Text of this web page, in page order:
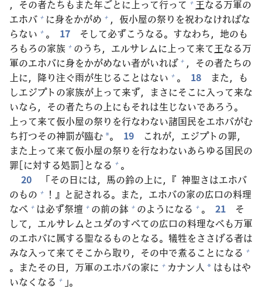
，その者たちもまた年ごとに 上って行って + 王なる万軍の
エホバ + に身をかがめ + ， 仮小屋の祭りを祝わなければな
らない + 。 17 そして必ずこうなる。すなわち， 地のも
ろもろの家族 + のうち，エルサレムに 上って来て王なる万
軍のエホバに身をかがめない者がいれば + ，その者たちの
上に， 降り注ぐ雨が生じることはない + 。 18
また，も
しエジプトの家族が 上って来ず，まさにそこに入って来な
いなら，その者たちの 上にもそれは生じないであろう。
上って来て仮小屋の祭りを行なわない諸国民をエホバがむ
ち打つその神罰が臨む *。 19 これが，エジプトの罪，
また 上って来て仮小屋の祭りを行なわないあらゆる国民の
罪[に対する処罰]となる + 。
20
「その日には， 馬の鈴の 上に，『 神聖さはエホバ
のもの + ！』と記される。また，エホバの家の広口の料理
なべ + は必ず祭壇 + の前の鉢 + のようになる + 。 21
そ
して，エルサレムとユダのすべての広口の料理なべも万軍
のエホバに属する聖なるものとなる。 犠牲をささげる者は
みな入って来てそこから取り，その中で煮ることになる +
。またその日， 万軍のエホバの家に + カナン人 * はもはや
いなくなる + 」。